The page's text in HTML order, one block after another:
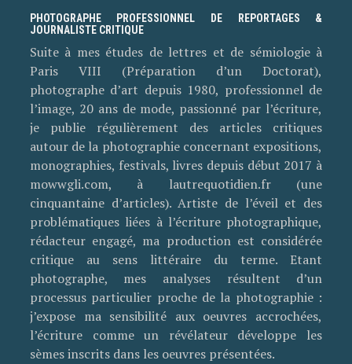
PHOTOGRAPHE PROFESSIONNEL DE REPORTAGES &
JOURNALISTE CRITIQUE
Suite à mes études de lettres et de sémiologie à
Paris VIII (Préparation d’un Doctorat),
photographe d’art depuis 1980, professionnel de
l’image, 20 ans de mode, passionné par l’écriture,
je publie régulièrement des articles critiques
autour de la photographie concernant expositions,
monographies, festivals, livres depuis début 2017 à
mowwgli.com, à lautrequotidien.fr (une
cinquantaine d’articles). Artiste de l’éveil et des
problématiques liées à l’écriture photographique,
rédacteur engagé, ma production est considérée
critique au sens littéraire du terme. Etant
photographe, mes analyses résultent d’un
processus particulier proche de la photographie :
j’expose ma sensibilité aux oeuvres accrochées,
l’écriture comme un révélateur développe les
sèmes inscrits dans les oeuvres présentées.